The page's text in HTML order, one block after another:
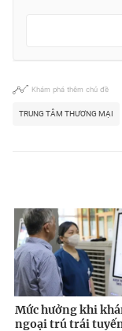
Khám phá thêm chủ đề
TRUNG TÂM THƯƠNG MẠI